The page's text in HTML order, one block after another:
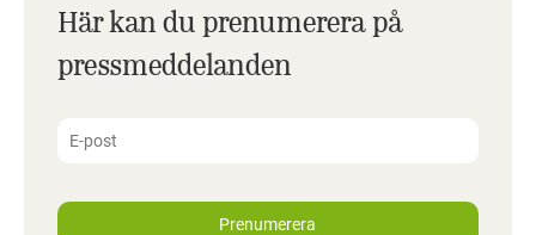
Här kan du prenumerera på
pressmeddelanden
Prenumerera